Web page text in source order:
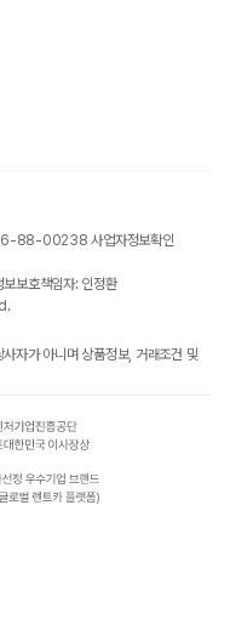
286-88-00238 사업자정보확인
보호책임자: 인정환
자가 아니며 상품정보, 거래조건 및